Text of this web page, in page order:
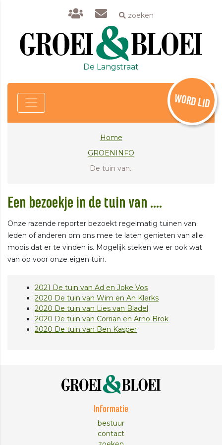
zoeken
De Langstraat
WORD LID
Home
GROENINFO
De tuin van..
Een bezoekje in de tuin van ....
Onze razende reporter bezoekt regelmatig tuinen van
leden of anderen om ons mee te laten genieten van alle
moois dat er te vinden is. Mogelijk steken we er ook wat
van op voor onze eigen tuin.
2021 De tuin van Ad en Joke Vos
2020 De tuin van Wim en An Klerks
2020 De tuin van Lies van Bladel
2020 De tuin van Corrian en Arno Brok
2020 De tuin van Ben Kasper
Informatie
bestuur
contact